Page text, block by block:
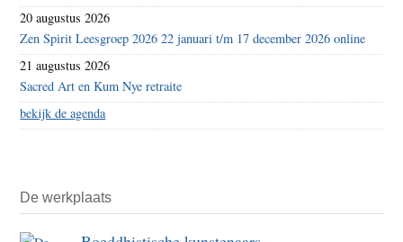
20 augustus 2026
Zen Spirit Leesgroep 2026 22 januari t/m 17 december 2026 online
21 augustus 2026
Sacred Art en Kum Nye retraite
bekijk de agenda
De werkplaats